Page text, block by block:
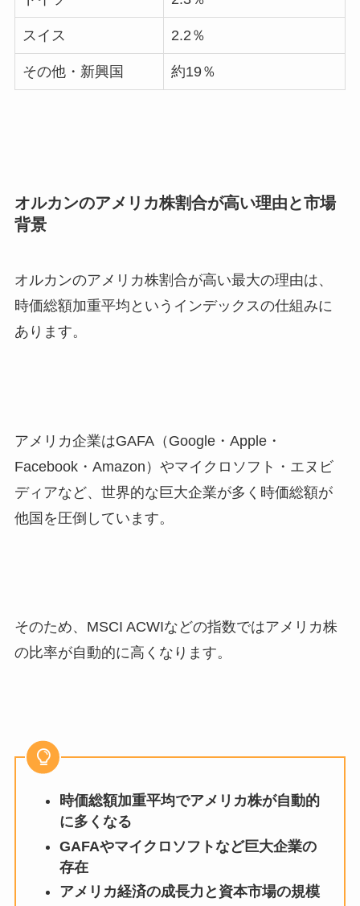
スイス 2.2％
その他・新興国 約19％
オルカンのアメリカ株割合が高い理由と市場
背景
オルカンのアメリカ株割合が高い最大の理由は、
時価総額加重平均というインデックスの仕組みに
あります。
アメリカ企業はGAFA（Google・Apple・
Facebook・Amazon）やマイクロソフト・エヌビ
ディアなど、世界的な巨大企業が多く時価総額が
他国を圧倒しています。
そのため、MSCI ACWIなどの指数ではアメリカ株
の比率が自動的に高くなります。
時価総額加重平均でアメリカ株が自動的
に多くなる
GAFAやマイクロソフトなど巨大企業の
存在
アメリカ経済の成長力と資本市場の規模